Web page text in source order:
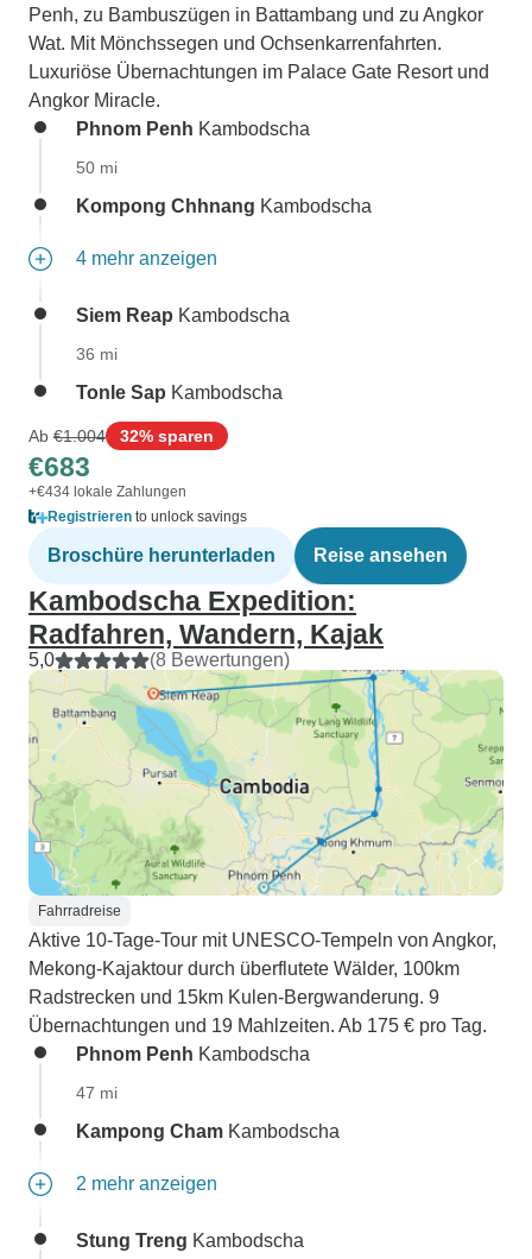
Penh, zu Bambuszügen in Battambang und zu Angkor
Wat. Mit Mönchssegen und Ochsenkarrenfahrten.
Luxuriöse Übernachtungen im Palace Gate Resort und
Angkor Miracle.
Phnom Penh Kambodscha
50 mi
Kompong Chhnang Kambodscha
4 mehr anzeigen
Siem Reap Kambodscha
36 mi
Tonle Sap Kambodscha
Ab €1.004 32% sparen
€683
+€434 lokale Zahlungen
Registrieren to unlock savings
Broschüre herunterladen Reise ansehen
Kambodscha Expedition:
Radfahren, Wandern, Kajak
5,0 (8 Bewertungen)
Fahrradreise
Aktive 10-Tage-Tour mit UNESCO-Tempeln von Angkor,
Mekong-Kajaktour durch überflutete Wälder, 100km
Radstrecken und 15km Kulen-Bergwanderung. 9
Übernachtungen und 19 Mahlzeiten. Ab 175 € pro Tag.
Phnom Penh Kambodscha
47 mi
Kampong Cham Kambodscha
2 mehr anzeigen
Stung Treng Kambodscha